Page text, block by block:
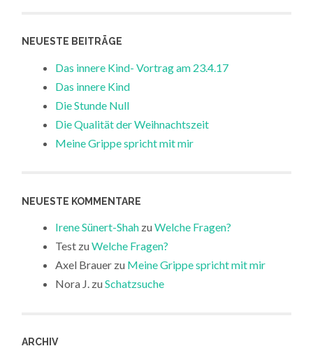
NEUESTE BEITRÄGE
Das innere Kind- Vortrag am 23.4.17
Das innere Kind
Die Stunde Null
Die Qualität der Weihnachtszeit
Meine Grippe spricht mit mir
NEUESTE KOMMENTARE
Irene Sünert-Shah zuWelche Fragen?
Test zuWelche Fragen?
Axel Brauer zu Meine Grippe spricht mit mir
Nora J. zuSchatzsuche
ARCHIV